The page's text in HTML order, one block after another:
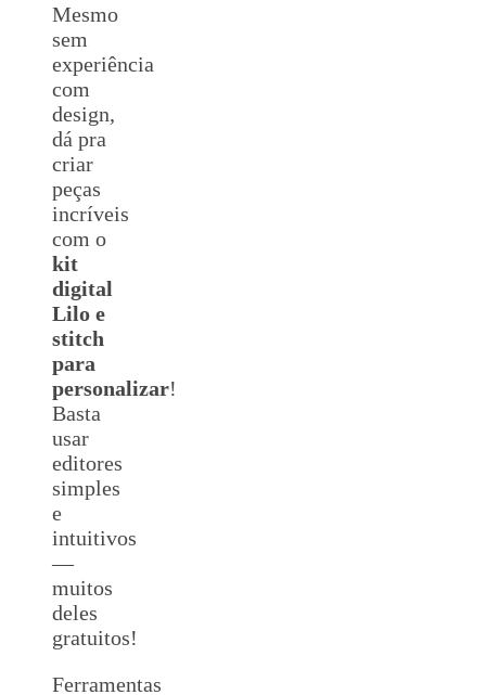
Mesmo
sem
experiência
com
design,
dá pra
criar
peças
incríveis
com o
kit
digital
Lilo e
stitch
para
personalizar!
Basta
usar
editores
simples
e
intuitivos
—
muitos
deles
gratuitos!
Ferramentas